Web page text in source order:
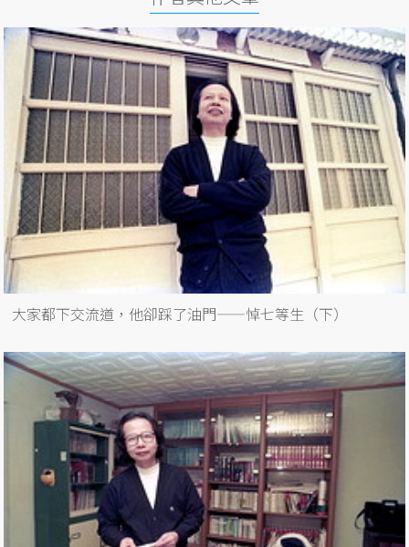
大家都下交流道，他卻踩了油門——悼七等生（下）